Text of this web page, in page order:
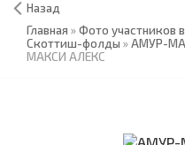
Назад
Главная »Фото участников
Скоттиш-фолды »АМУР-
МАКСИ АЛЕКС